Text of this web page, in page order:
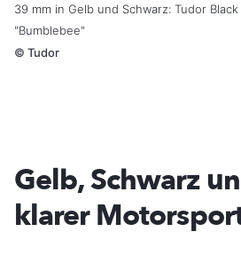
39 mm in Gelb und Schwarz: Tudor
"Bumblebee"
© Tudor
Gelb, Schwarz
klarer